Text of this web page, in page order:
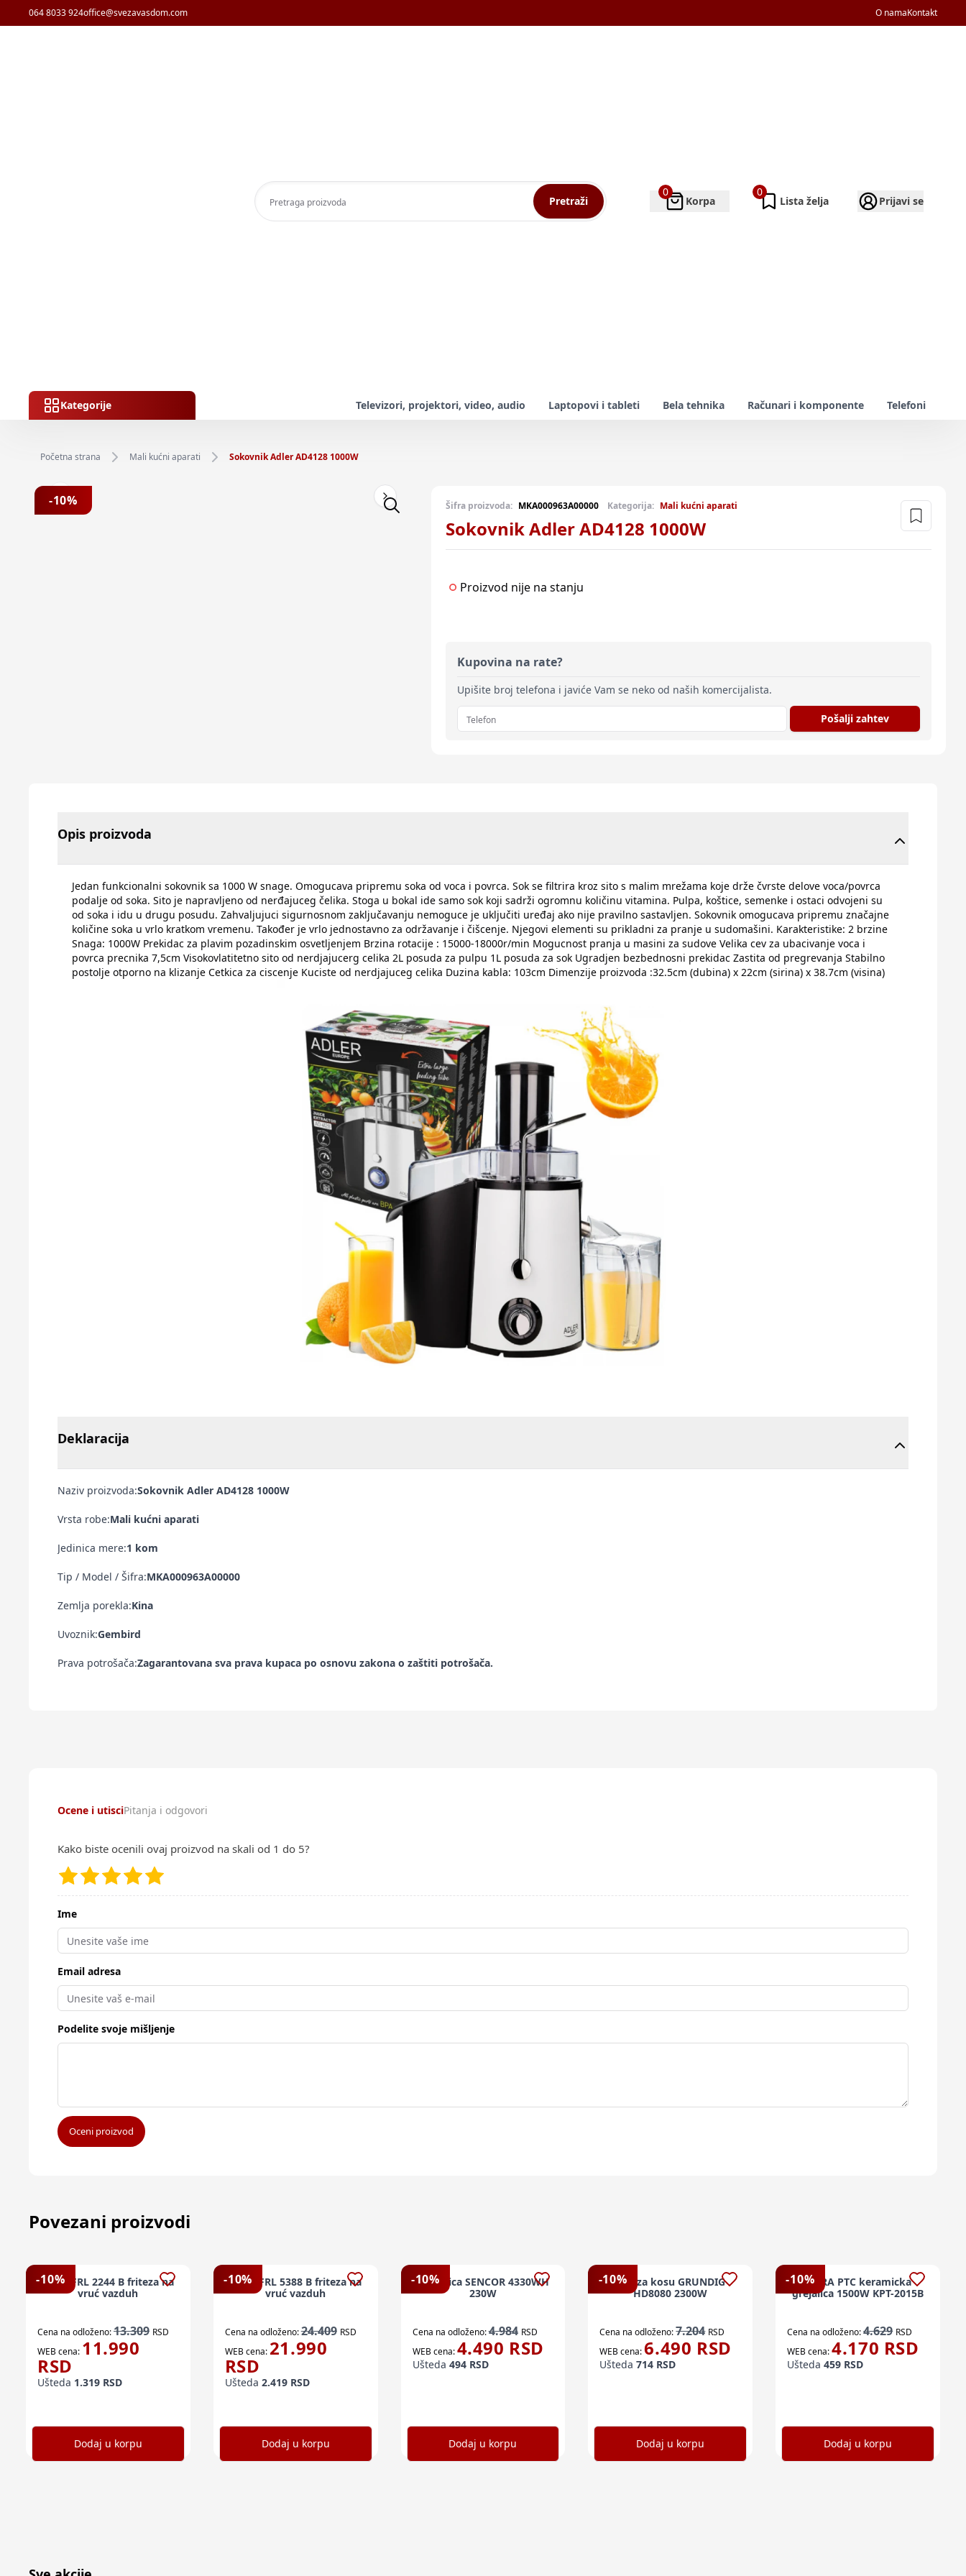
064 8033 924office@svezavasdom.com O namaKontakt
Pretraži
0
Korpa
0
Lista želja Prijavi se
Kategorije Televizori, projektori, video, audio Laptopovi i tableti Bela tehnika Računari i komponente Telefoni
Početna strana Mali kućni aparati Sokovnik Adler AD4128 1000W
Previous slide Next slide
-10% Šifra proizvoda: MKA000963A00000 Kategorija: Mali kućni aparati
Sokovnik Adler AD4128 1000W
Proizvod nije na stanju
Kupovina na rate?
Upišite broj telefona i javiće Vam se neko od naših komercijalista.
Pošalji zahtev
Opis proizvoda
Jedan funkcionalni sokovnik sa 1000 W snage. Omogucava pripremu soka od voca i povrca. Sok se filtrira kroz sito s malim mrežama koje drže čvrste delove voca/povrca
podalje od soka. Sito je napravljeno od nerđajuceg čelika. Stoga u bokal ide samo sok koji sadrži ogromnu količinu vitamina. Pulpa, koštice, semenke i ostaci odvojeni su
od soka i idu u drugu posudu. Zahvaljujuci sigurnosnom zaključavanju nemoguce je uključiti uređaj ako nije pravilno sastavljen. Sokovnik omogucava pripremu značajne
količine soka u vrlo kratkom vremenu. Također je vrlo jednostavno za održavanje i čišcenje. Njegovi elementi su prikladni za pranje u sudomašini. Karakteristike: 2 brzine
Snaga: 1000W Prekidac za plavim pozadinskim osvetljenjem Brzina rotacije : 15000-18000r/min Mogucnost pranja u masini za sudove Velika cev za ubacivanje voca i
povrca precnika 7,5cm Visokovlatitetno sito od nerdjajucerg celika 2L posuda za pulpu 1L posuda za sok Ugradjen bezbednosni prekidac Zastita od pregrevanja Stabilno
postolje otporno na klizanje Cetkica za ciscenje Kuciste od nerdjajuceg celika Duzina kabla: 103cm Dimenzije proizvoda :32.5cm (dubina) x 22cm (sirina) x 38.7cm (visina)
Deklaracija
Naziv proizvoda:Sokovnik Adler AD4128 1000W
Vrsta robe:Mali kućni aparati
Jedinica mere:1 kom
Tip / Model / Šifra:MKA000963A00000
Zemlja porekla:Kina
Uvoznik:Gembird
Prava potrošača:Zagarantovana sva prava kupaca po osnovu zakona o zaštiti potrošača.
Ocene i utisciPitanja i odgovori
Kako biste ocenili ovaj proizvod na skali od 1 do 5?
Ime
Email adresa
Podelite svoje mišljenje
Oceni proizvod
Povezani proizvodi
-10%
BEKO FRL 2244 B friteza na
vruć vazduh
Cena na odloženo:13.309 RSD
WEB cena: 11.990
RSD
Ušteda 1.319 RSD
Dodaj u korpu
-10%
BEKO FRL 5388 B friteza na
vruć vazduh
Cena na odloženo:24.409 RSD
WEB cena: 21.990
RSD
Ušteda 2.419RSD
Dodaj u korpu
-10%
Seckalica SENCOR 4330WH
230W
Cena na odloženo:4.984 RSD
WEB cena: 4.490 RSD
Ušteda 494RSD
Dodaj u korpu
-10%
Fen za kosu GRUNDIG
HD8080 2300W
Cena na odloženo:7.204 RSD
WEB cena:6.490 RSD
Ušteda 714 RSD
Dodaj u korpu
-10%
ISKRA PTC keramicka
grejalica 1500W KPT-2015B
Cena na odloženo:4.629 RSD
WEB cena:4.170 RSD
Ušteda 459 RSD
Dodaj u korpu